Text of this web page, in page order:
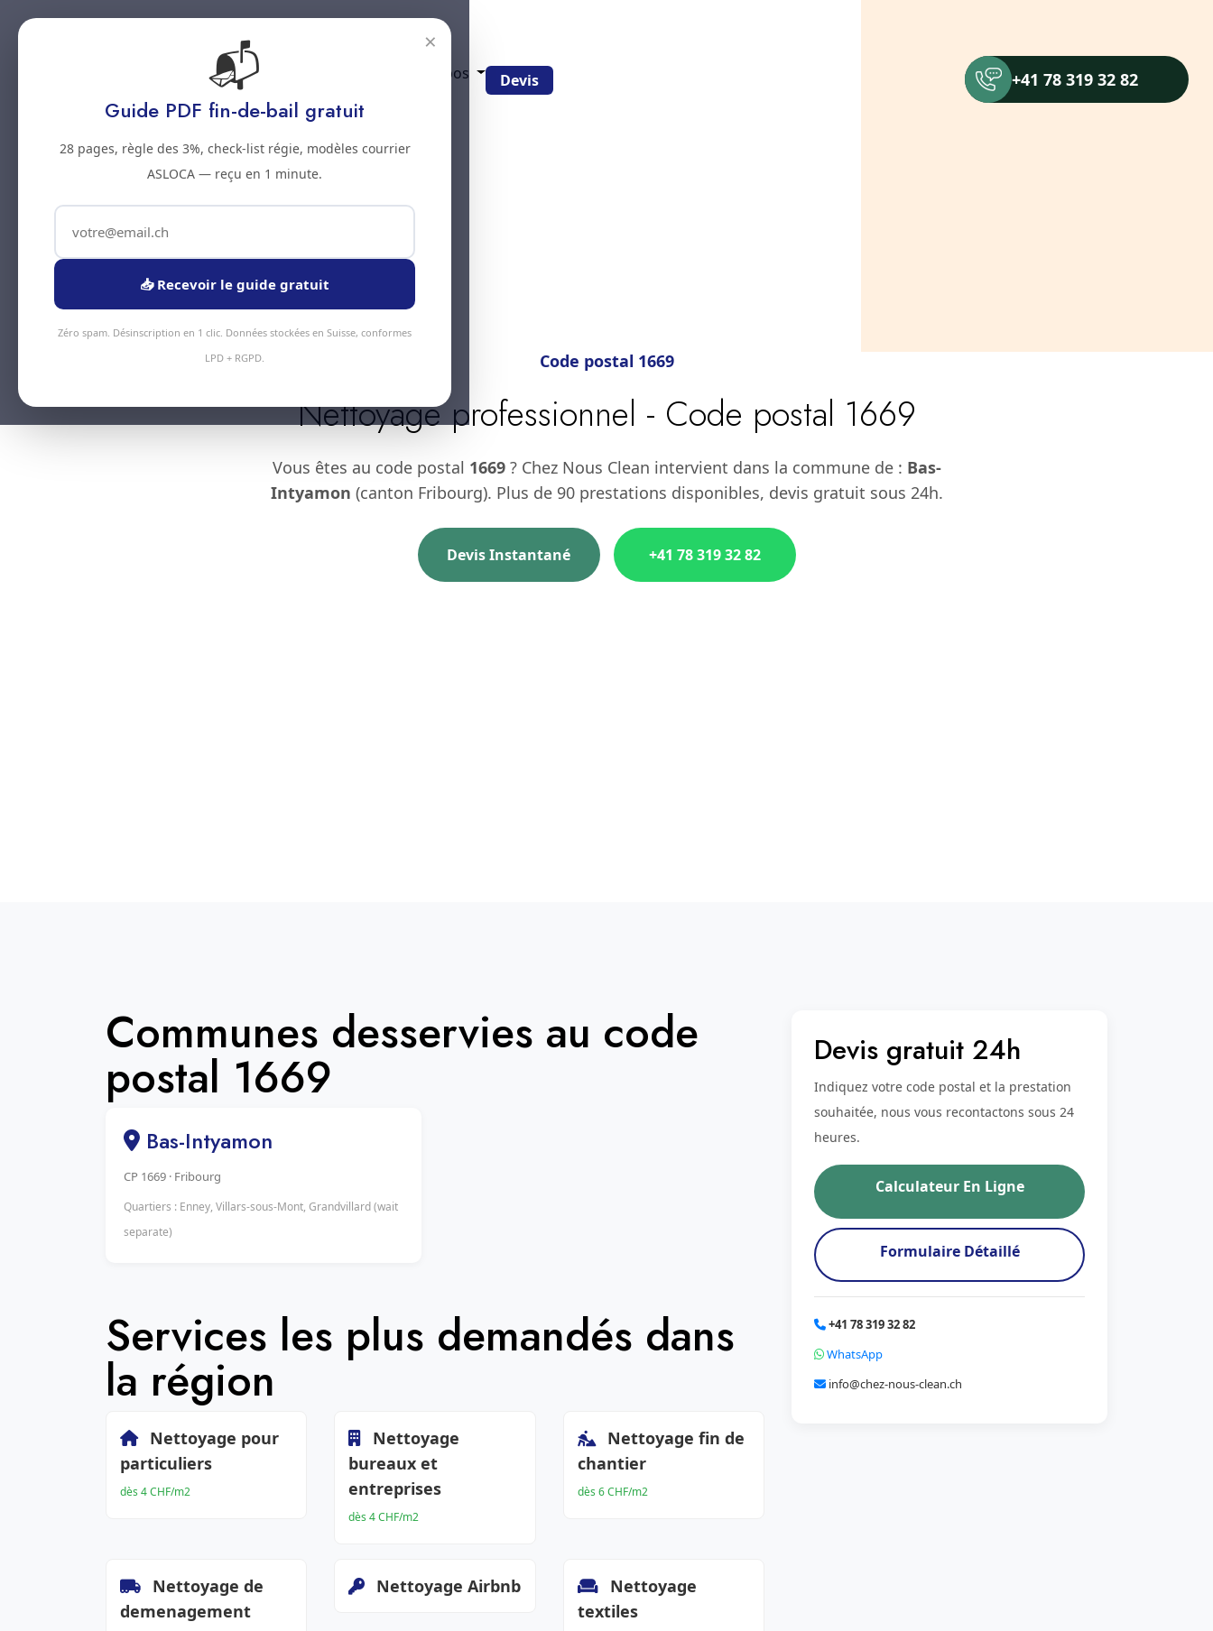
Prestations À propos Devis +41 78 319 32 82
Code postal 1669
Nettoyage professionnel - Code postal 1669
Vous êtes au code postal 1669? Chez Nous Clean intervient dans la commune de : Bas-
Intyamon (canton Fribourg). Plus de 90 prestations disponibles, devis gratuit sous 24h.
Devis Instantané +41 78 319 32 82
Communes desservies au code
postal 1669
Bas-Intyamon
CP 1669 · Fribourg
Quartiers : Enney, Villars-sous-Mont, Grandvillard (wait
separate)
Services les plus demandés dans
la région
Nettoyage pour
particuliers
dès 4 CHF/m2
Nettoyage
bureaux et
entreprises
dès 4 CHF/m2
Nettoyage fin de
chantier
dès 6 CHF/m2
Nettoyage de
demenagement
Nettoyage Airbnb
Nettoyage
textiles
Devis gratuit 24h
Indiquez votre code postal et la prestation
souhaitée, nous vous recontactons sous 24
heures.
Calculateur En Ligne
Formulaire Détaillé
+41 78 319 32 82
WhatsApp
info@chez-nous-clean.ch
×
📬
Guide PDF fin-de-bail gratuit
28 pages, règle des 3%, check-list régie, modèles courrier
ASLOCA — reçu en 1 minute.
📥 Recevoir le guide gratuit
Zéro spam. Désinscription en 1 clic. Données stockées en Suisse, conformes
LPD + RGPD.